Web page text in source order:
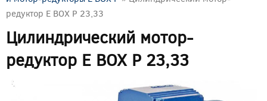
редуктор E BOX P 23,33
Цилиндрический мотор-
редуктор E BOX P 23,33